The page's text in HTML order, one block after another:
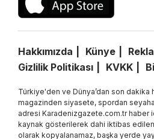
Hakkımızda Künye
Gizlilik Politikası
KVKK
Türkiye'den ve Dünya’dan son dakika
magazinden siyasete, spordan
adresi Karadenizgazete.com.tr haber
kaynak gösterilerek dahi iktibas
olarak kopyalanamaz, başka yerde